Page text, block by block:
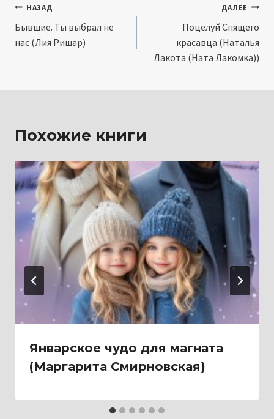
Навигация
по
НАЗАД
Бывшие. Ты выбрал не
нас (Лия Ришар)
ДАЛЕЕ
Поцелуй Спящего
красавца (Наталья
Лакота (Ната Лакомка))
Похожие книги
Январское чудо для магната
(Маргарита Смирновская)